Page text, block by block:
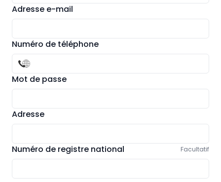
Adresse e-mail
Numéro de téléphone
Mot de passe
Adresse
Numéro de registre national Facultatif